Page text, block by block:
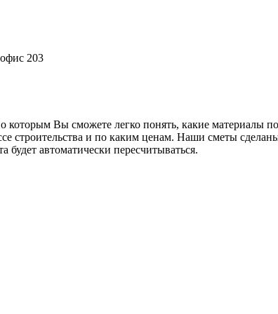
203
Вы сможете легко понять, какие материалы
строительства и по каким ценам. Наши сметы
автоматически пересчитываться.